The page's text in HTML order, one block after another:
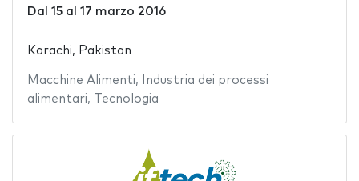
Dal 15al 17 marzo 2016
Karachi, Pakistan
Macchine Alimenti,
Industria dei processi
alimentari, Tecnologia